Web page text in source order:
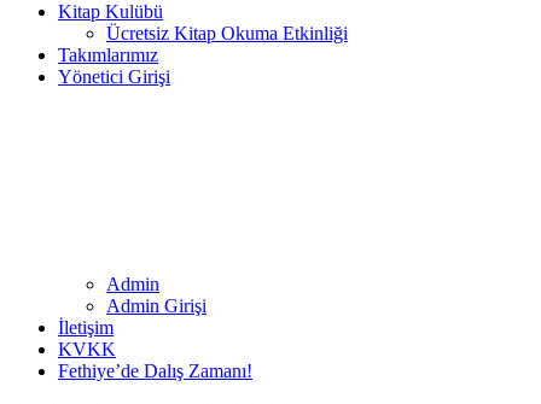
Kitap Kulübü
Ücretsiz Kitap Okuma Etkinliği
Takımlarımız
Yönetici Girişi
Admin
Admin Girişi
İletişim
KVKK
Fethiye’de Dalış Zamanı!